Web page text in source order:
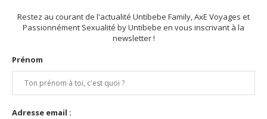
Restez au courant de l'actualité Untibebe Family, AxE Voyages et
Passionnément Sexualité by Untibebe en vous inscrivant à la
newsletter !
Prénom
Adresse email :